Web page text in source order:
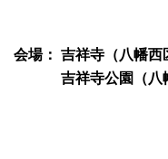
会場： 吉祥寺（八幡西
吉祥寺公園（八幡